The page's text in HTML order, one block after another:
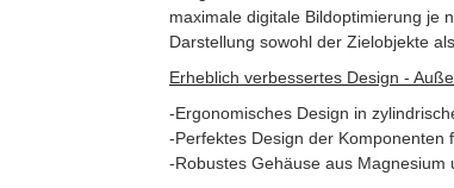
maximale digitale Bildoptimierung je
Darstellung sowohl der Zielobjekte
Erheblich verbessertes Design -
-Ergonomisches Design in
-Perfektes Design der Komponenten
-Robustes Gehäuse aus